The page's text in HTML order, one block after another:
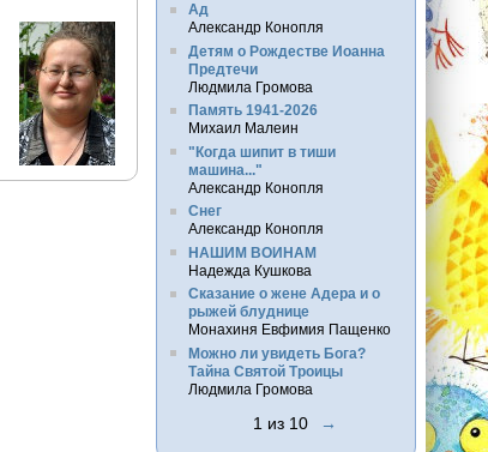
Ад
Александр Конопля
Детям о Рождестве Иоанна
Предтечи
Людмила Громова
Память 1941-2026
Михаил Малеин
"Когда шипит в тиши
машина..."
Александр Конопля
Снег
Александр Конопля
НАШИМ ВОИНАМ
Надежда Кушкова
Сказание о жене Адера и о
рыжей блуднице
Монахиня Евфимия Пащенко
Можно ли увидеть Бога?
Тайна Святой Троицы
Людмила Громова
1 из 10 →